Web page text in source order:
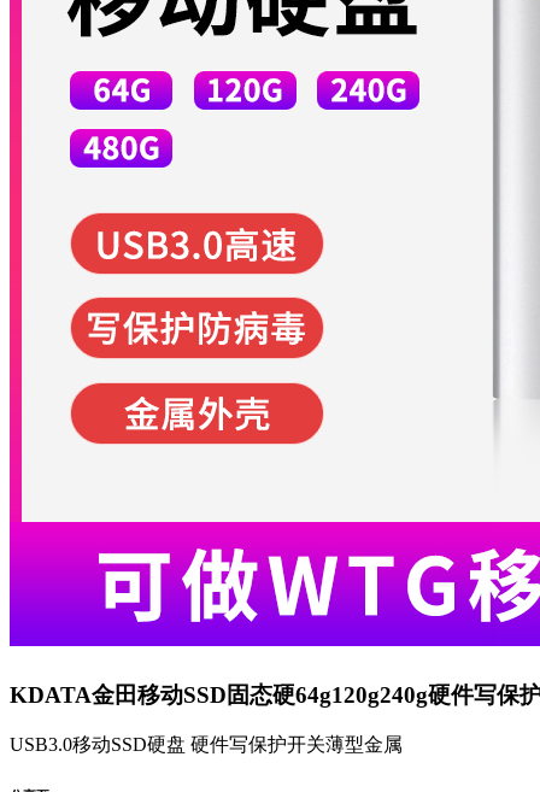
KDATA金田移动SSD固态硬64g120g240g硬件写保
USB3.0移动SSD硬盘 硬件写保护开关薄型金属